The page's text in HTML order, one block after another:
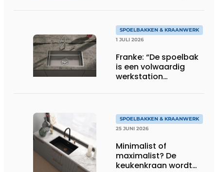
SPOELBAKKEN & KRAANWERK
1 JULI 2026
Franke: “De spoelbak
is een volwaardig
werkstation
SPOELBAKKEN & KRAANWERK
25 JUNI 2026
Minimalist of
maximalist? De
keukenkraan wordt